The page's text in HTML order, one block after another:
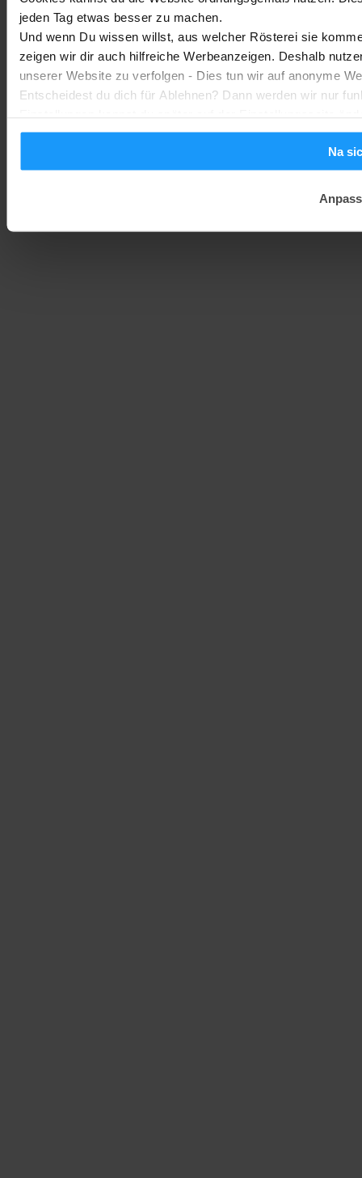
jeden Tag etwas besser zu machen.
Und wenn Du wissen willst, aus welcher Rösterei sie
zeigen wir dir auch hilfreiche Werbeanzeigen. Deshalb
unserer Website zu verfolgen - Dies tun wir auf anonyme
Entscheidest du dich für Ablehnen? Dann werden wir nur
Na
Homematic IP Kamera: Die neue Kamerafamilie im Überblick
Smarte Sicherheit Marc - 1. August 2026